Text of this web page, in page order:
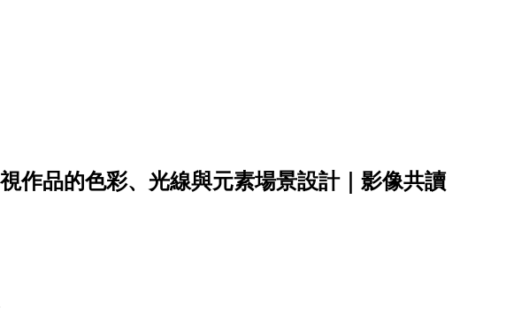
作品的色彩、光線與元素場景設計｜影像共讀